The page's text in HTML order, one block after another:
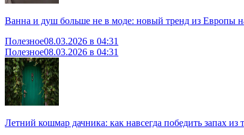
Ванна и душ больше не в моде: новый тренд из Европы
Полезное08.03.2026 в 04:31
Полезное08.03.2026 в 04:31
Летний кошмар дачника: как навсегда победить запах из